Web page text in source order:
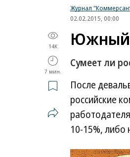
Журнал
02.02.2015, 00:00
14K
7 мин.
Южный
Сумеет ли
После
российские
10-15%, либо